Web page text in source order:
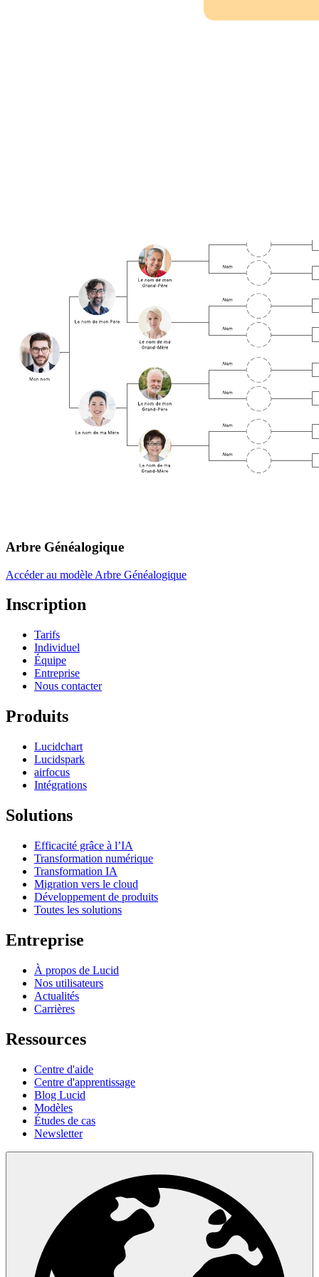
Arbre Généalogique
Accéder au modèle Arbre Généalogique
Inscription
Tarifs
Individuel
Équipe
Entreprise
Nous contacter
Produits
Lucidchart
Lucidspark
airfocus
Intégrations
Solutions
Efficacité grâce à l’IA
Transformation numérique
Transformation IA
Migration vers le cloud
Développement de produits
Toutes les solutions
Entreprise
À propos de Lucid
Nos utilisateurs
Actualités
Carrières
Ressources
Centre d'aide
Centre d'apprentissage
Blog Lucid
Modèles
Études de cas
Newsletter